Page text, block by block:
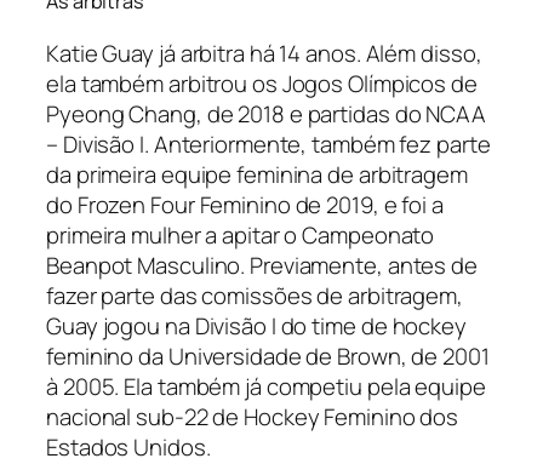
Katie Guay já arbitra há 14 anos. Além disso,
ela também arbitrou os Jogos Olímpicos de
Pyeong Chang, de 2018 e partidas do NCAA
– Divisão I. Anteriormente, também fez parte
da primeira equipe feminina de arbitragem
do Frozen Four Feminino de 2019, e foi a
primeira mulher a apitar o Campeonato
Beanpot Masculino. Previamente, antes de
fazer parte das comissões de arbitragem,
Guay jogou na Divisão I do time de hockey
feminino da Universidade de Brown, de 2001
à 2005. Ela também já competiu pela equipe
nacional sub-22 de Hockey Feminino dos
Estados Unidos.